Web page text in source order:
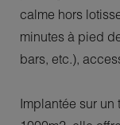
calme hors
minutes à pied
bars, etc.),
Implantée sur